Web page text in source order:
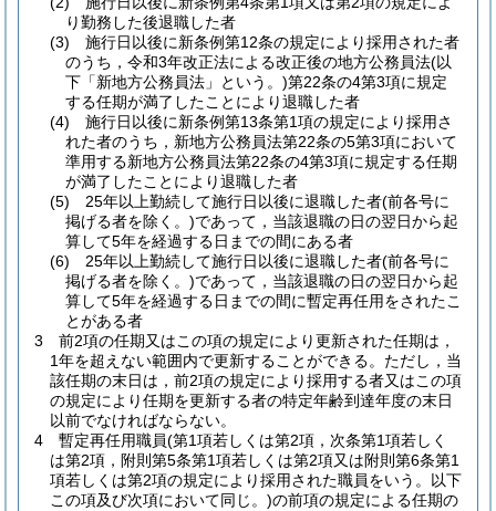
り勤務した後退職した者
(3)
施行日以後に新条例第12条の規定により採用された者
のうち，令和3年改正法による改正後の地方公務員法(以
下「新地方公務員法」という。)第22条の4第3項に規定
する任期が満了したことにより退職した者
(4)
施行日以後に新条例第13条第1項の規定により採用さ
れた者のうち，新地方公務員法第22条の5第3項において
準用する新地方公務員法第22条の4第3項に規定する任期
が満了したことにより退職した者
(5)
25年以上勤続して施行日以後に退職した者(前各号に
掲げる者を除く。)であって，当該退職の日の翌日から起
算して5年を経過する日までの間にある者
(6)
25年以上勤続して施行日以後に退職した者(前各号に
掲げる者を除く。)であって，当該退職の日の翌日から起
算して5年を経過する日までの間に暫定再任用をされたこ
とがある者
3
前2項の任期又はこの項の規定により更新された任期は，
1年を超えない範囲内で更新することができる。 ただし，当
該任期の末日は，前2項の規定により採用する者又はこの項
の規定により任期を更新する者の特定年齢到達年度の末日
以前でなければならない。
4
暫定再任用職員(第1項若しくは第2項，次条第1項若しく
は第2項，附則第5条第1項若しくは第2項又は附則第6条第1
項若しくは第2項の規定により採用された職員をいう。以下
この項及び次項において同じ。)の前項の規定による任期の